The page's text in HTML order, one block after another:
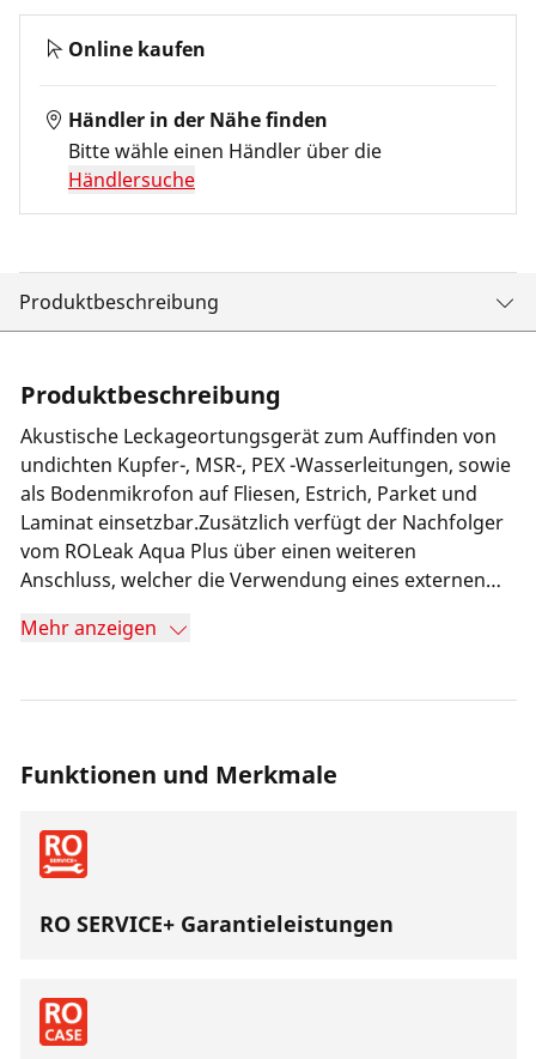
Online kaufen
Händler in der Nähe finden
Bitte wähle einen Händler über die
Händlersuche
Produktbeschreibung
Produktbeschreibung
Akustische Leckageortungsgerät zum Auffinden von
undichten Kupfer-, MSR-, PEX -Wasserleitungen, sowie
als Bodenmikrofon auf Fliesen, Estrich, Parket und
Laminat einsetzbar.Zusätzlich verfügt der Nachfolger
vom ROLeak Aqua Plus über einen weiteren
Anschluss, welcher die Verwendung eines externen
Leckageortungsmöglichkeiten enorm.
Mehr anzeigen
Funktionen und Merkmale
RO SERVICE+ Garantieleistungen